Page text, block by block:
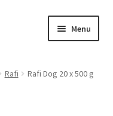
Menu
Rafi
Rafi Dog 20 x 500 g